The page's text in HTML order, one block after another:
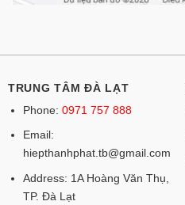
TRUNG TÂM ĐÀ LẠT
Phone: 0971 757 888
Email:
hiepthanhphat.tb@gmail.com
Address: 1A Hoàng Văn Thụ,
TP. Đà Lạt